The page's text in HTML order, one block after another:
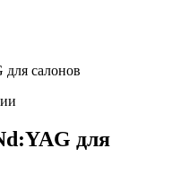
для салонов
для